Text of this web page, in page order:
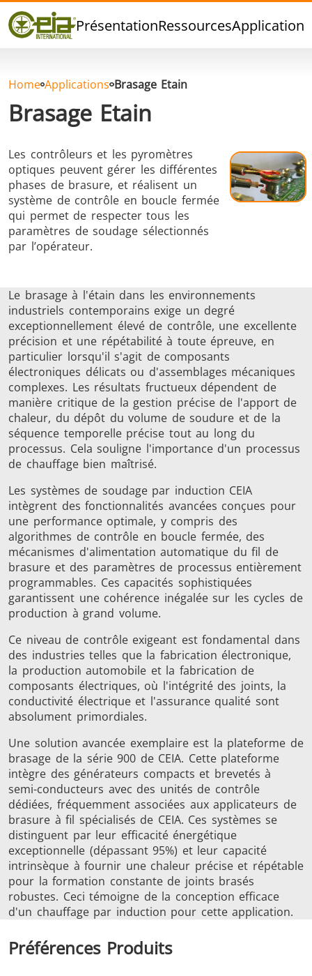
PrésentationRessourcesApplications
Qualité
Événements
Brasage Argent Brasage Etain Brasage
Brasage
Aluminium
Thermoscellage
Frettage
Générateur et
Contrôleur
Générateurs
Série SH
Têtes de
chauffe
Aérospatiale Automobile
Centres
données
Énergie verte Fil et câble
Home Applications Brasage Etain
Brasage Etain
Les contrôleurs et les pyromètres
optiques peuvent gérer les différentes
phases de brasure, et réalisent un
système de contrôle en boucle fermée
qui permet de respecter tous les
paramètres de soudage sélectionnés
par l’opérateur.
Le brasage à l'étain dans les environnements
industriels contemporains exige un degré
exceptionnellement élevé de contrôle, une excellente
précision et une répétabilité à toute épreuve, en
particulier lorsqu'il s'agit de composants
électroniques délicats ou d'assemblages mécaniques
complexes. Les résultats fructueux dépendent de
manière critique de la gestion précise de l'apport de
chaleur, du dépôt du volume de soudure et de la
séquence temporelle précise tout au long du
processus. Cela souligne l'importance d'un processus
de chauffage bien maîtrisé.
Les systèmes de soudage par induction CEIA
intègrent des fonctionnalités avancées conçues pour
une performance optimale, y compris des
algorithmes de contrôle en boucle fermée, des
mécanismes d'alimentation automatique du fil de
brasure et des paramètres de processus entièrement
programmables. Ces capacités sophistiquées
garantissent une cohérence inégalée sur les cycles de
production à grand volume.
Ce niveau de contrôle exigeant est fondamental dans
des industries telles que la fabrication électronique,
la production automobile et la fabrication de
composants électriques, où l'intégrité des joints, la
conductivité électrique et l'assurance qualité sont
absolument primordiales.
Une solution avancée exemplaire est la plateforme de
brasage de la série 900 de CEIA. Cette plateforme
intègre des générateurs compacts et brevetés à
semi-conducteurs avec des unités de contrôle
dédiées, fréquemment associées aux applicateurs de
brasure à fil spécialisés de CEIA. Ces systèmes se
distinguent par leur efficacité énergétique
exceptionnelle (dépassant 95%) et leur capacité
intrinsèque à fournir une chaleur précise et répétable
pour la formation constante de joints brasés
robustes. Ceci témoigne de la conception efficace
d'un chauffage par induction pour cette application.
Préférences Produits